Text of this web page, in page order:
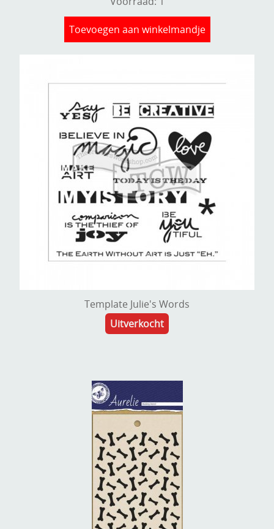
Toevoegen aan winkelmandje
Template Julie's Words
Uitverkocht